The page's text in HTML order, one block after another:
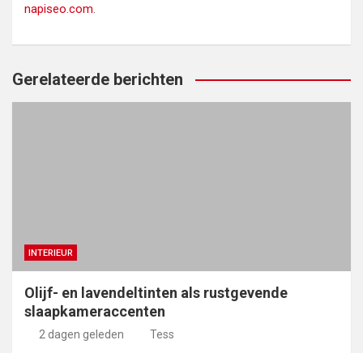
napiseo.com
Gerelateerde berichten
INTERIEUR
Olijf- en lavendeltinten als rustgevende
slaapkameraccenten
2 dagen geleden Tess